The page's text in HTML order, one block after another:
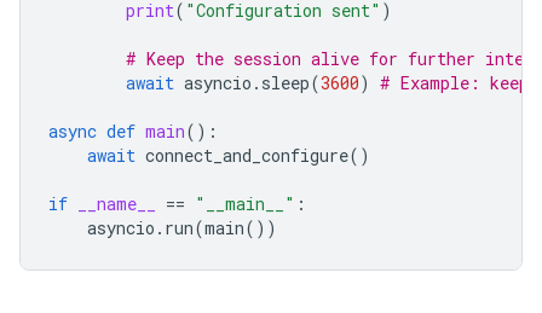
print( "Configuration sent" )
# Keep the session alive for further
await asyncio . sleep(3600) # Example:
async def main():
await connect_and_configure()
if __name__ == "__main__" :
asyncio . run(main())